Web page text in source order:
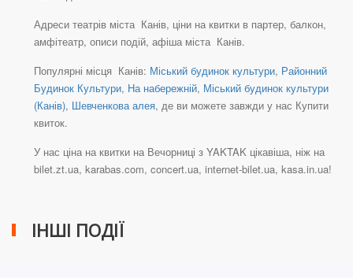
Адреси театрів міста Канів, ціни на квитки в партер, балкон,
амфітеатр, описи подій, афіша міста Канів.
Популярні місця Канів: Міський будинок культури, Районний
Будинок Культури, На набережній, Міський будинок культури
(Канів), Шевченкова алея, де ви можете завжди у нас Купити
квиток.
У нас ціна на квитки на Вечорниці з YAKTAK цікавіша, ніж на
bilet.zt.ua, karabas.com, concert.ua, internet-bilet.ua, kasa.in.ua!
ІНШІ ПОДІЇ